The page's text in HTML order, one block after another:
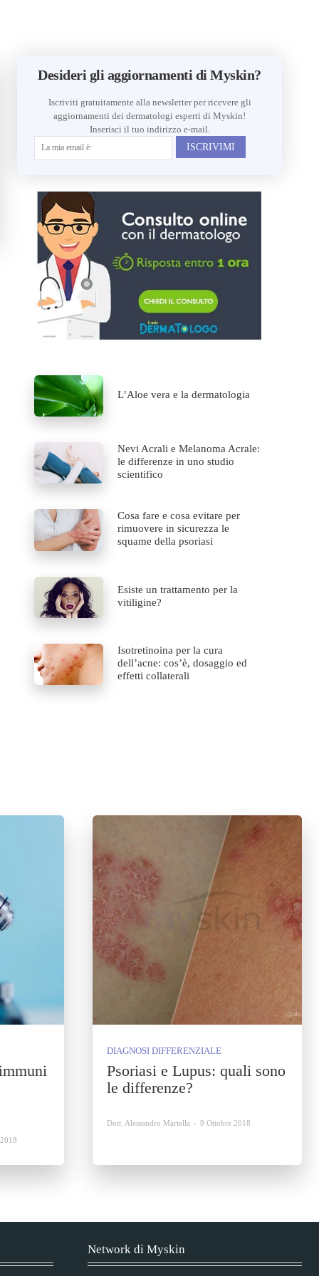
Desideri gli aggiornamenti di Myskin?
Iscriviti gratuitamente alla newsletter per ricevere gli
aggiornamenti dei dermatologi esperti di Myskin!
Inserisci il tuo indirizzo e-mail.
ISCRIVIMI
L’Aloe vera e la dermatologia
Nevi Acrali e Melanoma Acrale:
le differenze in uno studio
scientifico
Cosa fare e cosa evitare per
rimuovere in sicurezza le
squame della psoriasi
Esiste un trattamento per la
vitiligine?
Isotretinoina per la cura
dell’acne: cos’è, dosaggio ed
effetti collaterali
DIAGNOSI DIFFERENZIALE
Psoriasi e Lupus: quali sono
le differenze?
Dott. Alessandro Martella - 9 Ottobre 2018
Network di Myskin